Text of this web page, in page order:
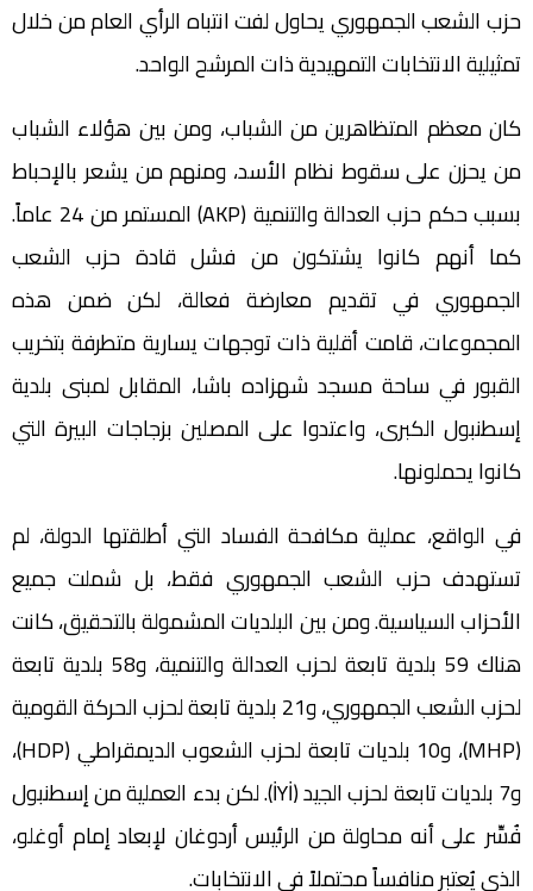
حزب الشعب الجمهوري يحاول لفت انتباه الرأي العام من خلال
تمثيلية الانتخابات التمهيدية ذات المرشح الواحد.
كان معظم المتظاهرين من الشباب، ومن بين هؤلاء الشباب
من يحزن على سقوط نظام الأسد، ومنهم من يشعر بالإحباط
بسبب حكم حزب العدالة والتنمية (AKP) المستمر من 24 عاماً.
كما أنهم كانوا يشتكون من فشل قادة حزب الشعب
الجمهوري في تقديم معارضة فعالة، لكن ضمن هذه
المجموعات، قامت أقلية ذات توجهات يسارية متطرفة بتخريب
القبور في ساحة مسجد شهزاده باشا، المقابل لمبنى بلدية
إسطنبول الكبرى، واعتدوا على المصلين بزجاجات البيرة التي
كانوا يحملونها.
في الواقع، عملية مكافحة الفساد التي أطلقتها الدولة، لم
تستهدف حزب الشعب الجمهوري فقط، بل شملت جميع
الأحزاب السياسية. ومن بين البلديات المشمولة بالتحقيق، كانت
هناك 59 بلدية تابعة لحزب العدالة والتنمية، و58 بلدية تابعة
لحزب الشعب الجمهوري، و21 بلدية تابعة لحزب الحركة القومية
(MHP)، و10 بلديات تابعة لحزب الشعوب الديمقراطي (HDP)،
و7 بلديات تابعة لحزب الجيد (İYİ). لكن بدء العملية من إسطنبول
فُسِّر على أنه محاولة من الرئيس أردوغان لإبعاد إمام أوغلو،
الذي يُعتبر منافساً محتملاً في الانتخابات.